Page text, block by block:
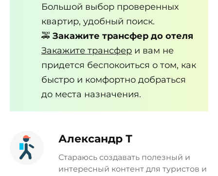
Большой выбор проверенных
квартир, удобный поиск.
🚕 Закажите трансфер до отеля
Закажите трансфер и вам не
придется беспокоиться о том, как
быстро и комфортно добраться
до места назначения.
Александр Т
Стараюсь создавать полезный и
интересный контент для туристов и